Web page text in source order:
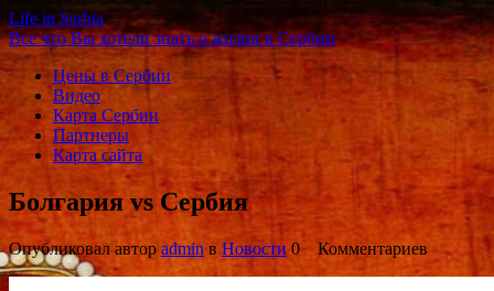
Life in Serbia
Все что Вы хотели знать о жизни в Сербии
Цены в Сербии
Видео
Карта Сербии
Партнеры
Карта сайта
Болгария vs Сербия
Опубликовал автор admin в Новости 0 Комментариев